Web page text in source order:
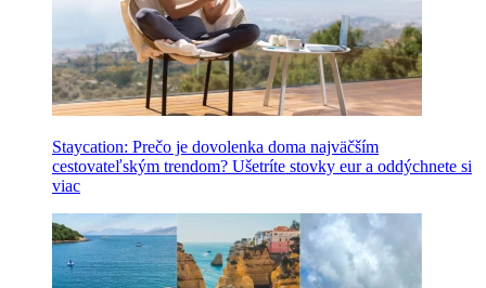
Staycation: Prečo je dovolenka doma najväčším
cestovateľským trendom? Ušetríte stovky eur a oddýchnete si
viac